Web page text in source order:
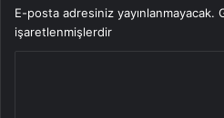
E-posta adresiniz yayınlanmayacak.
işaretlenmişlerdir